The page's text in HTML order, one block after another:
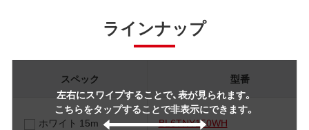
ラインナップ
左右にスワイプすることで、表が見られます。
こちらをタップすることで非表示にできます。
スペック 型番
ホワイト 15m BL6TNY150WH